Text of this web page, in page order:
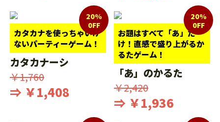
カタカナを使っちゃいけ
ないパーティーゲーム！
20%
0FF
カタカナーシ
￥1,760
⇒ ￥1,408
お題はすべて「あ」だ
け！直感で盛り上がるか
るたゲーム！
20%
0FF
「あ」のかるた
￥2,420
⇒ ￥1,936